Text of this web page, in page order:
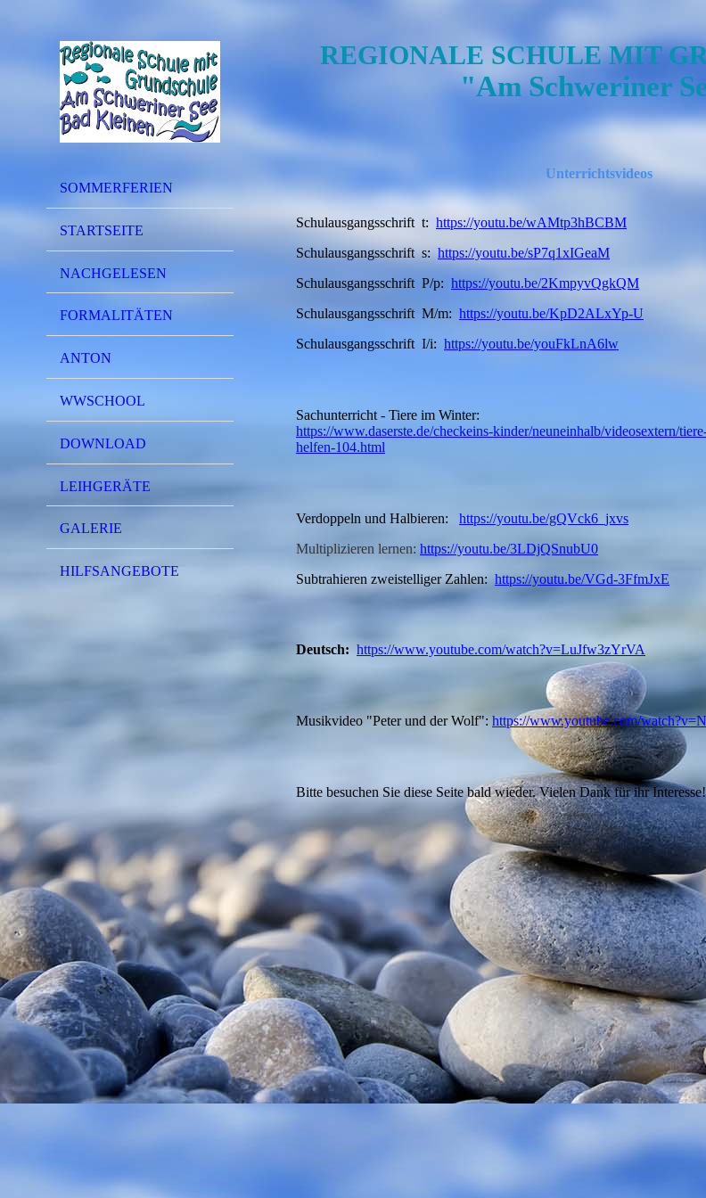
SOMMERFERIEN
STARTSEITE
NACHGELESEN
FORMALITÄTEN
ANTON
WWSCHOOL
DOWNLOAD
LEIHGERÄTE
GALERIE
HILFSANGEBOTE
REGIONALE SCHULE MIT
"Am Schweriner
Unterrichtsvideos
Schulausgangsschrift t: https://youtu.be/wAMtp3hBCBM
Schulausgangsschrift s: https://youtu.be/sP7q1xIGeaM
Schulausgangsschrift P/p: https://youtu.be/2KmpyvQgkQM
Schulausgangsschrift M/m: https://youtu.be/KpD2ALxYp-U
Schulausgangsschrift I/i: https://youtu.be/youFkLnA6lw
Sachunterricht - Tiere im Winter:
https://www.daserste.de/checkeins-kinder/neuneinhalb/videosextern/
helfen-104.html
Verdoppeln und Halbieren:
https://youtu.be/gQVck6_jxvs
Multiplizieren lernen: https://youtu.be/3LDjQSnubU0
Subtrahieren zweistelliger Zahlen: https://youtu.be/VGd-3FfmJxE
Deutsch: https://www.youtube.com/watch?v=LuJfw3zYrVA
Musikvideo "Peter und der Wolf": https://www.youtube.com/
Bitte besuchen Sie diese Seite bald wieder. Vielen Dank für ihr Interesse!